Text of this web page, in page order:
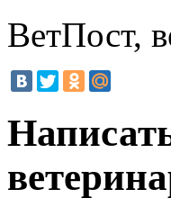
ВетПост,